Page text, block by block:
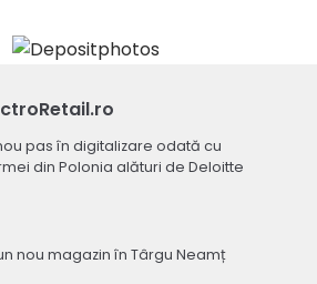
pas în digitalizare odată cu
din Polonia alături de Deloitte
nou magazin în Târgu Neamț